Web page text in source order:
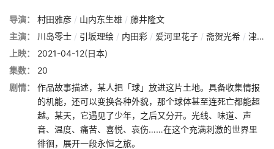
导演： 村田雅彦 / 山内东生雄 / 藤井隆文
主演：
川岛零士 / 引坂理绘 / 内田彩 / 爱河里花子 / 斋贺光希 / 津田健次郎
上映：
2021-04-12(日本)
集数：
20
剧情：
作品故事描述，某人把「球」放进这片土地。具备收集情报
的机能，还可以变换各种外貌，那个球体甚至连死亡都能超
越。某天，它遇见了少年，之后又分开。光线、味道、声
音、温度、痛苦、喜悦、哀伤……在这个充满刺激的世界里
徘徊，展开一段永恒之旅。